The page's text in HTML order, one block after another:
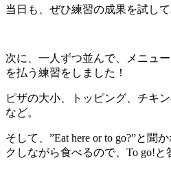
当日も、ぜひ練習の成果を試して
次に、一人ずつ並んで、メニュ
を払う練習をしました！
ピザの大小、トッピング、チキ
など。
そして、”Eat here or to go?”と聞
クしながら食べるので、To go!と